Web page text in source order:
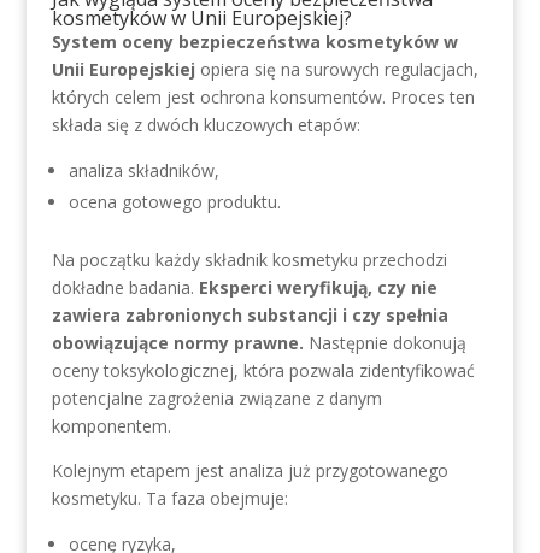
kosmetyków w Unii Europejskiej?
System oceny bezpieczeństwa kosmetyków w
Unii Europejskiej opiera się na surowych regulacjach,
których celem jest ochrona konsumentów. Proces ten
składa się z dwóch kluczowych etapów:
analiza składników,
ocena gotowego produktu.
Na początku każdy składnik kosmetyku przechodzi
dokładne badania. Eksperci weryfikują, czy nie
zawiera zabronionych substancji i czy spełnia
obowiązujące normy prawne. Następnie dokonują
oceny toksykologicznej, która pozwala zidentyfikować
potencjalne zagrożenia związane z danym
komponentem.
Kolejnym etapem jest analiza już przygotowanego
kosmetyku. Ta faza obejmuje:
ocenę ryzyka,